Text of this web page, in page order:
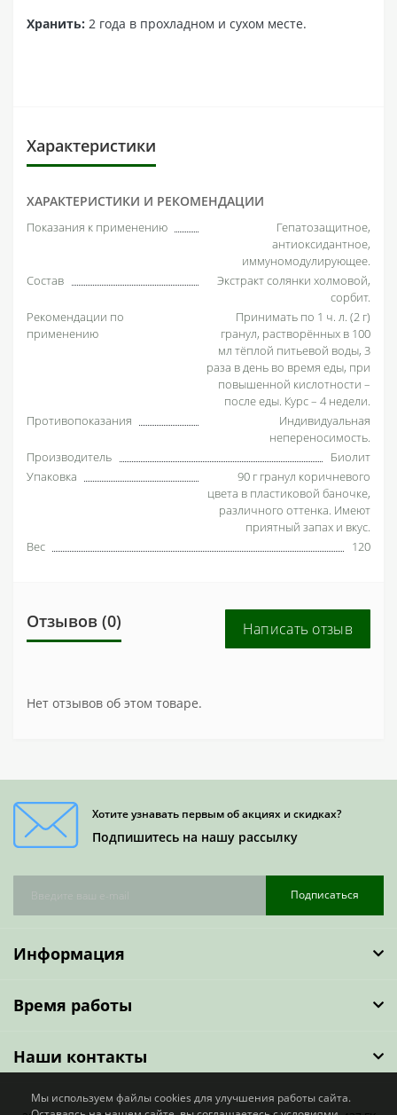
Хранить: 2 года в прохладном и сухом месте.
Характеристики
ХАРАКТЕРИСТИКИ И РЕКОМЕНДАЦИИ
Показания к применению
Гепатозащитное,
антиоксидантное,
иммуномодулирующее.
Состав
Экстракт солянки холмовой,
сорбит.
Рекомендации по
применению
Принимать по 1 ч. л. (2 г)
гранул, растворённых в 100
мл тёплой питьевой воды, 3
раза в день во время еды, при
повышенной кислотности –
после еды. Курс – 4 недели.
Противопоказания
Индивидуальная
непереносимость.
Производитель
Биолит
Упаковка
90 г гранул коричневого
цвета в пластиковой баночке,
различного оттенка. Имеют
приятный запах и вкус.
Вес
120
Отзывов (0) Написать отзыв
Нет отзывов об этом товаре.
Хотите узнавать первым об акциях и скидках?
Подпишитесь на нашу рассылку
Подписаться
Информация
Время работы
Наши контакты
Мы используем файлы cookies для улучшения работы сайта.